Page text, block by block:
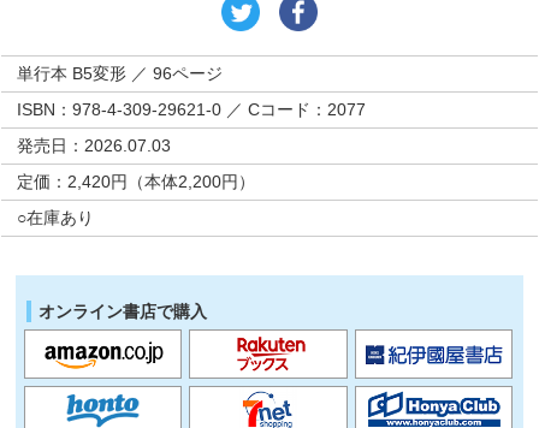
単行本 B5変形 ／ 96ページ
ISBN：978-4-309-29621-0 ／ Cコード：2077
発売日：2026.07.03
定価：2,420円（本体2,200円）
○在庫あり
オンライン書店で購入